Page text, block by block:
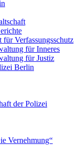
für Verfassungsschutz
für Inneres
für Justiz
Berlin
der Polizei
Vernehmung“